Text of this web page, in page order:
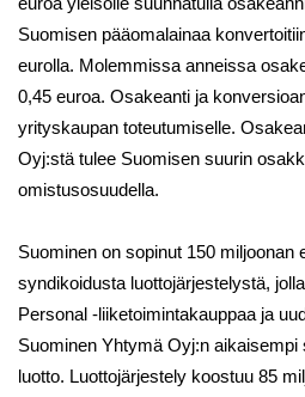
Suomisen pääomalainaa
eurolla. Molemmissa anneissa
0,45 euroa. Osakeanti ja
yrityskaupan toteutumiselle.
Oyj:stä tulee Suomisen suurin
omistusosuudella.
Suominen on sopinut 150 miljoonan
syndikoidusta luottojärjestelystä,
Personal -liiketoimintakauppaa ja
Suominen Yhtymä Oyj:n aikaisempi
luotto. Luottojärjestely koostuu 85